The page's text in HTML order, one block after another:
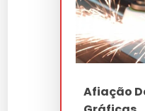
Afiação